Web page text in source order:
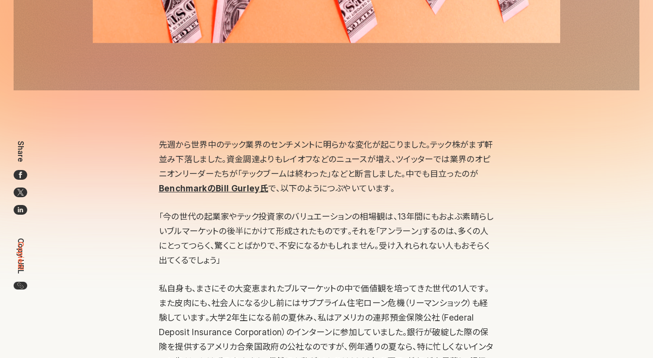
Share
Copy URL
Copied!
この記事のURLをコピー
先週から世界中のテック業界のセンチメントに明らかな変化が起こりました。テック株がまず軒
並み下落しました。資金調達よりもレイオフなどのニュースが増え、ツイッターでは業界のオピ
ニオンリーダーたちが「テックブームは終わった」などと断言しました。中でも目立ったのが
BenchmarkのBill Gurley氏で、以下のようにつぶやいています。
「今の世代の起業家やテック投資家のバリュエーションの相場観は、13年間にもおよぶ素晴らし
いブルマーケットの後半にかけて形成されたものです。それを「アンラーン」するのは、多くの人
にとってつらく、驚くことばかりで、不安になるかもしれません。受け入れられない人もおそらく
出てくるでしょう」
私自身も、まさにその大変恵まれたブルマーケットの中で価値観を培ってきた世代の1人です。
また皮肉にも、社会人になる少し前にはサブプライム住宅ローン危機（リーマンショック）も経
験しています。大学2年生になる前の夏休み、私はアメリカの連邦預金保険公社（Federal
Deposit Insurance Corporation）のインターンに参加していました。銀行が破綻した際の保
険を提供するアメリカ合衆国政府の公社なのですが、例年通りの夏なら、特に忙しくないインタ